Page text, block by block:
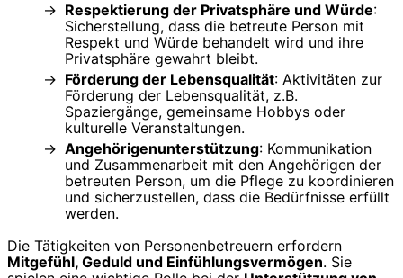
Respektierung der Privatsphäre und Würde:
Sicherstellung, dass die betreute Person mit
Respekt und Würde behandelt wird und ihre
Privatsphäre gewahrt bleibt.
Förderung der Lebensqualität: Aktivitäten zur
Förderung der Lebensqualität, z.B.
Spaziergänge, gemeinsame Hobbys oder
kulturelle Veranstaltungen.
Angehörigenunterstützung: Kommunikation
und Zusammenarbeit mit den Angehörigen der
betreuten Person, um die Pflege zu koordinieren
und sicherzustellen, dass die Bedürfnisse erfüllt
werden.
Die Tätigkeiten von Personenbetreuern erfordern
Mitgefühl, Geduld und Einfühlungsvermögen. Sie